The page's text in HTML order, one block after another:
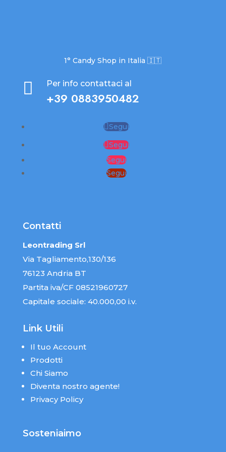
1° Candy Shop in Italia 🇮🇹
 Per info contattaci al
+39 0883950482
Segui
Segui
Segui
Segui
Contatti
Leontrading Srl
Via Tagliamento,130/136
76123 Andria BT
Partita iva/CF 08521960727
Capitale sociale: 40.000,00 i.v.
Link Utili
Il tuo Account
Prodotti
Chi Siamo
Diventa nostro agente!
Privacy Policy
Sosteniaimo